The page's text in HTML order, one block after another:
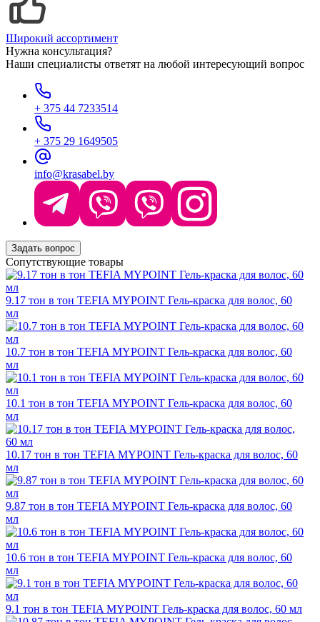
Широкий ассортимент
Нужна консультация?
Наши специалисты ответят на любой интересующий вопрос
+ 375 44 7233514
+ 375 29 1649505
info@krasabel.by
Задать вопрос
Сопутствующие товары
9.17 тон в тон TEFIA MYPOINT Гель-краска для волос, 60
мл
10.7 тон в тон TEFIA MYPOINT Гель-краска для волос, 60
мл
10.1 тон в тон TEFIA MYPOINT Гель-краска для волос, 60
мл
10.17 тон в тон TEFIA MYPOINT Гель-краска для волос, 60
мл
9.87 тон в тон TEFIA MYPOINT Гель-краска для волос, 60
мл
10.6 тон в тон TEFIA MYPOINT Гель-краска для волос, 60
мл
9.1 тон в тон TEFIA MYPOINT Гель-краска для волос, 60 мл